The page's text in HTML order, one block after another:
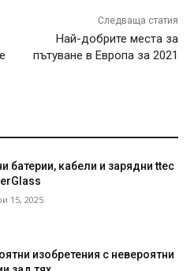
Следваща статия
Най-добрите места за
пътуване в Европа за 2021
батерии, кабели и зарядни ttec
15, 2025
изобретения с невероятни